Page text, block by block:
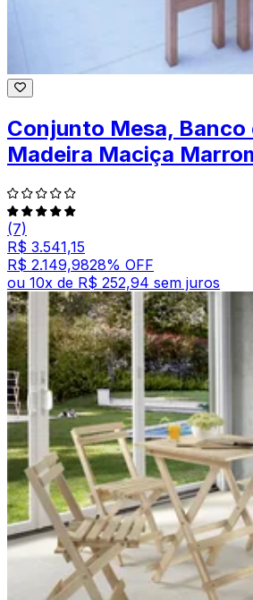
Conjunto Mesa, Banco
Madeira Maciça
(7)
R$ 3.541,15
R$ 2.149,9828% OFF
ou 10x de R$ 252,94 sem juros